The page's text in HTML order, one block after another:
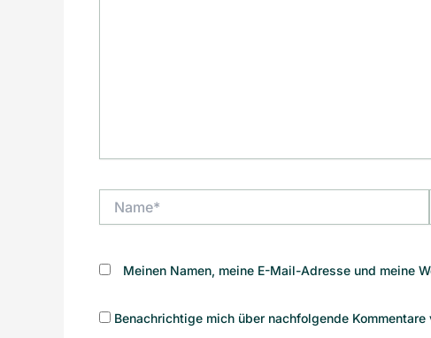
Meinen Namen, meine E-Mail-Adresse und meine
Benachrichtige mich über nachfolgende Kommentare